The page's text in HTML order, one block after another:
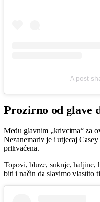
A post
Prozirno od glave
Među glavnim „krivcima“ za
Nezanemariv je i utjecaj
prihvaćena.
Topovi, bluze, suknje, haljine,
biti i način da slavimo vlastito